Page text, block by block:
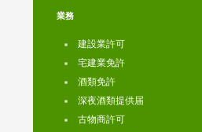
業務
建設業許可
宅建業免許
酒類免許
深夜酒類提供届
古物商許可